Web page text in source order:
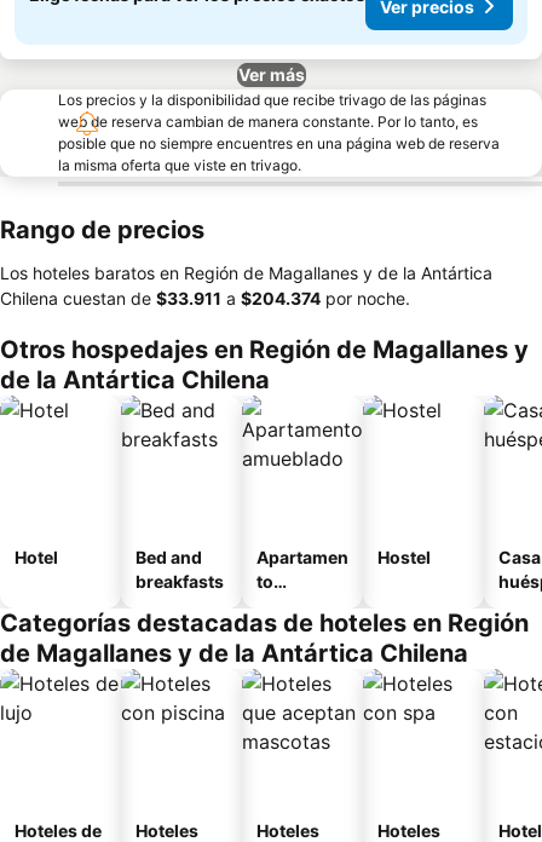
Ver precios
Ver más
Los precios y la disponibilidad que recibe trivago de las páginas
web de reserva cambian de manera constante. Por lo tanto, es
posible que no siempre encuentres en una página web de reserva
la misma oferta que viste en trivago.
Rango de precios
Los hoteles baratos en Región de Magallanes y de la Antártica
Chilena cuestan de ‎$33.911 a ‎$204.374 por noche.
Otros hospedajes en Región de Magallanes y
de la Antártica Chilena
Hotel
Bed and
breakfasts
Apartamen
to
o
Hostel
Categorías destacadas de hoteles en Región
de Magallanes y de la Antártica Chilena
Hoteles de
Hoteles
Hoteles
Hoteles